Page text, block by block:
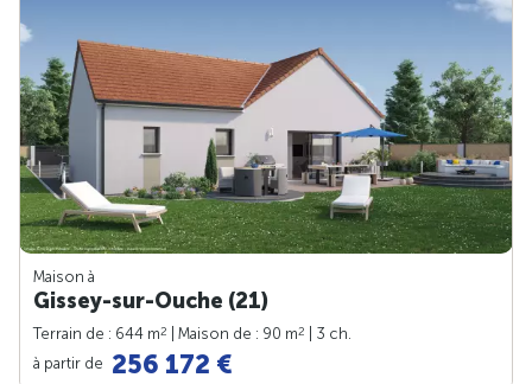
Maison à
Gissey-sur-Ouche (21)
Terrain de : 644 m2 | Maison de : 90 m2
| 3 ch.
à partir de 256 172 €